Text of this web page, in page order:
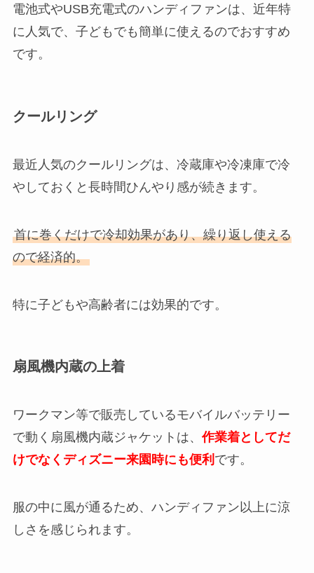
電池式やUSB充電式のハンディファンは、近年特
に人気で、子どもでも簡単に使えるのでおすすめ
です。
クールリング
最近人気のクールリングは、冷蔵庫や冷凍庫で冷
やしておくと長時間ひんやり感が続きます。
首に巻くだけで冷却効果があり、繰り返し使える
ので経済的。
特に子どもや高齢者には効果的です。
扇風機内蔵の上着
ワークマン等で販売しているモバイルバッテリー
で動く扇風機内蔵ジャケットは、作業着としてだ
けでなくディズニー来園時にも便利 です。
服の中に風が通るため、ハンディファン以上に涼
しさを感じられます。